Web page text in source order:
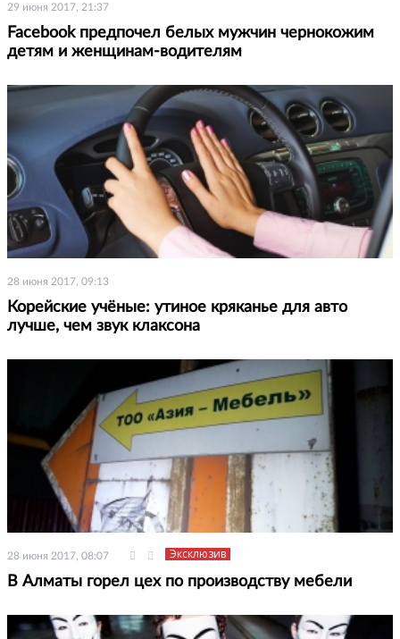
29 июня 2017, 21:37
Facebook предпочел белых мужчин чернокожим
детям и женщинам-водителям
28 июня 2017, 09:13
Корейские учёные: утиное кряканье для авто
лучше, чем звук клаксона
28 июня 2017, 08:07 Эксклюзив
В Алматы горел цех по производству мебели